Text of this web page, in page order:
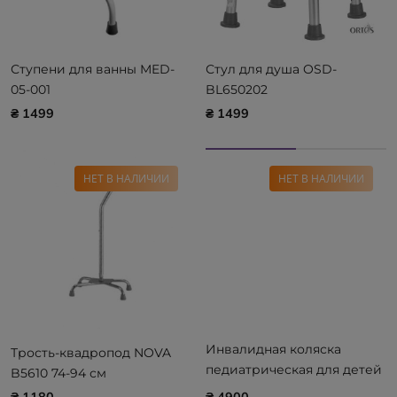
Ступени для ванны MED-
05-001
₴ 1499
Стул для душа OSD-
BL650202
₴ 1499
НЕТ В НАЛИЧИИ
Трость-квадропод NOVA
B5610 74-94 см
НЕТ В НАЛИЧИИ
Инвалидная коляска
педиатрическая для детей
Heaco Golfi-2C